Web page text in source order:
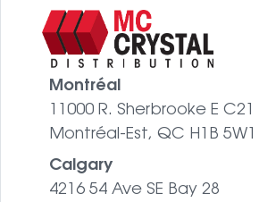
Montréal
11000 R. Sherbrooke E C21
Montréal-Est, QC H1B 5W1
Calgary
4216 54 Ave SE Bay 28